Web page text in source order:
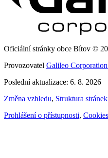
Oficiální stránky obce Bítov ©
Provozovatel Galileo Corporation
Poslední aktualizace: 6. 8. 2026
Změna vzhledu, Struktura stránek
Prohlášení o přístupnosti, Cookies